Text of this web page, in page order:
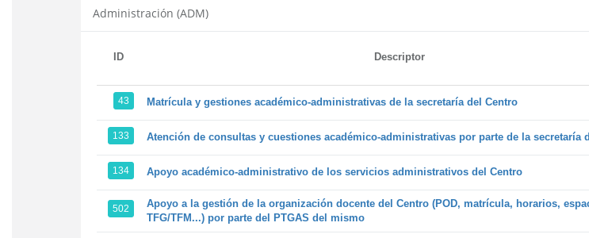
Administración (ADM)
ID Descriptor
43 Matrícula y gestiones académico-administrativas de la secretaría del Centro
133 Atención de consultas y cuestiones académico-administrativas por parte de la secretaría
134 Apoyo académico-administrativo de los servicios administrativos del Centro
502
Apoyo a la gestión de la organización docente del Centro (POD, matrícula, horarios,
TFG/TFM...) por parte del PTGAS del mismo